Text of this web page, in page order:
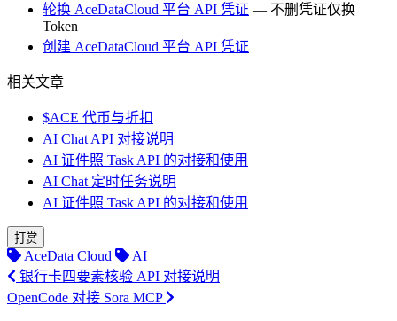
轮换 AceDataCloud 平台 API 凭证 — 不删凭证仅换
Token
创建 AceDataCloud 平台 API 凭证
相关文章
$ACE 代币与折扣
AI Chat API 对接说明
AI 证件照 Task API 的对接和使用
AI Chat 定时任务说明
AI 证件照 Task API 的对接和使用
打赏
AceData Cloud
AI
银行卡四要素核验 API 对接说明
OpenCode 对接 Sora MCP